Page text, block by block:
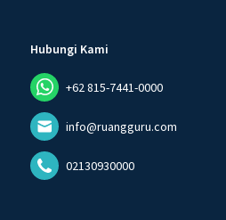
Hubungi Kami
+62 815-7441-0000
info@ruangguru.com
02130930000